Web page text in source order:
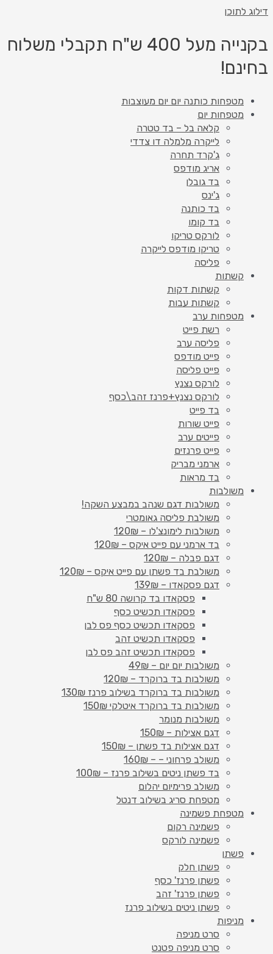
דילוג לתוכן
בקנייה מעל 400 ש"ח תקבלי משלוח
בחינם!
מטפחות כותנה יום יום מעוצבות
מטפחות יום
קלאה בל – בד טטרה
לייקרה מלמלה דו צדדי
ג'קרד תחרה
אריג מודפס
בד גובלן
ג'ינס
בד כותנה
בד קומו
לורקס טריקו
טריקו מודפס לייקרה
פליסה
קשתות
קשתות דקות
קשתות עבות
מטפחות ערב
רשת פייט
פליסה ערב
פייט מודפס
פייט פליסה
לורקס נצנץ
לורקס נצנץ+פרנז זהב\כסף
בד פייט
פייט שורות
פייטים ערב
פייט פרנזים
ארמני מבריק
בד מראות
משולבות
משולבות דגם שנהב במבצע השקה!
משולבת פליסה גאומטרי
משולבות לימונצ'לו – 120₪
בד ארמני עם פייט איקס – 120₪
דגם פבלה – 120₪
משולבת בד פשתן עם פייט איקס – 120₪
דגם פסקאדו – 139₪
פסקאדו בד קרושה 80 ש"ח
פסקאדו תכשיט כסף
פסקאדו תכשיט כסף פס לבן
פסקאדו תכשיט זהב
פסקאדו תכשיט זהב פס לבן
משולבות יום יום – 49₪
משולבות בד ברוקרד – 120₪
משולבות בד ברוקרד בשילוב פרנז 130₪
משולבות בד ברוקרד איטלקי 150₪
משולבות מנומר
דגם אצילות – 150₪
דגם אצילות בד פשתן – 150₪
משולב פרחוני – – 160₪
בד פשתן ניטים בשילוב פרנז – 100₪
משולב פרימיום יהלום
מטפחת סריג בשילוב דנטל
מטפחת פשמינה
פשמינה רקום
פשמינה לורקס
פשתן
פשתן חלק
פשתן פרנז' כסף
פשתן פרנז' זהב
פשתן ניטים בשילוב פרנז
מניפות
סרט מניפה
סרט מניפה פטנט